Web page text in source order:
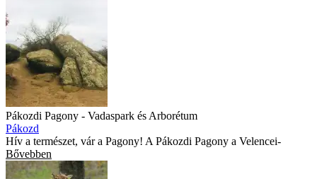
Pákozdi Pagony - Vadaspark és Arborétum
Pákozd
Hív a természet, vár a Pagony! A Pákozdi Pagony a Velencei-
Bővebben